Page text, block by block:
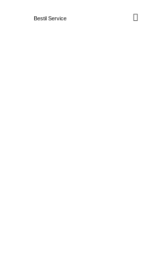
Bestil Service